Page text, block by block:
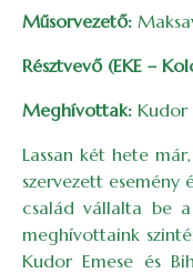
Műsorvezető:
Résztvevő (EKE –
Meghívottak: Kudor
Lassan két hete
szervezett esemény
család vállalta be
meghívottaink
Kudor Emese és